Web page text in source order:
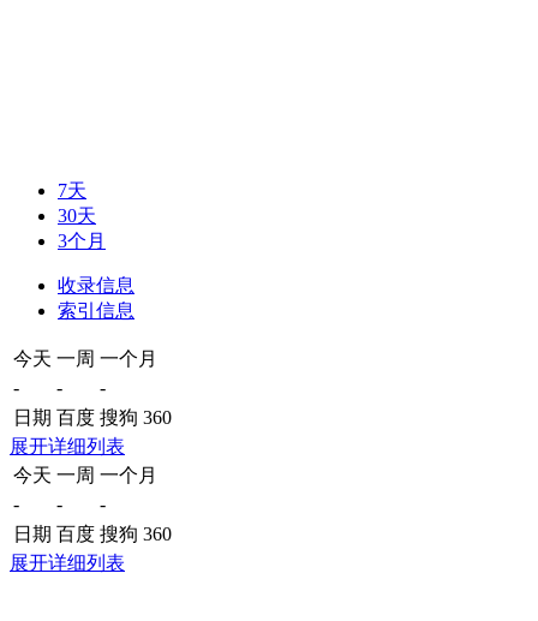
7天
30天
3个月
收录信息
索引信息
今天 一周 一个月
-
-
-
日期 百度 搜狗 360
展开详细列表
今天 一周 一个月
-
-
-
日期 百度 搜狗 360
展开详细列表